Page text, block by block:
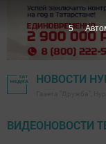
НОВОСТИ
ВИДЕОНОВОСТИ
4